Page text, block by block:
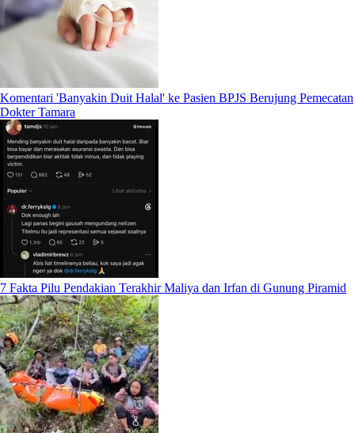
Komentari 'Banyakin Duit Halal' ke Pasien BPJS Berujung Pemecatan
Dokter Tamara
7 Fakta Pilu Pendakian Terakhir Maliya dan Irfan di Gunung Piramid